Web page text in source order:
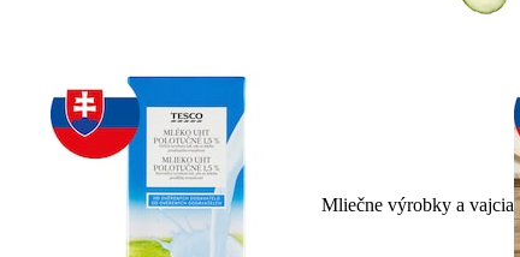
Mliečne výrobky a vajcia